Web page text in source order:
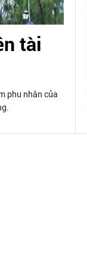
tài
phu nhân của